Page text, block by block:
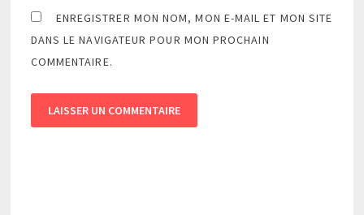
ENREGISTRER MON NOM, MON E-MAIL ET MON SITE
DANS LE NAVIGATEUR POUR MON PROCHAIN
COMMENTAIRE.